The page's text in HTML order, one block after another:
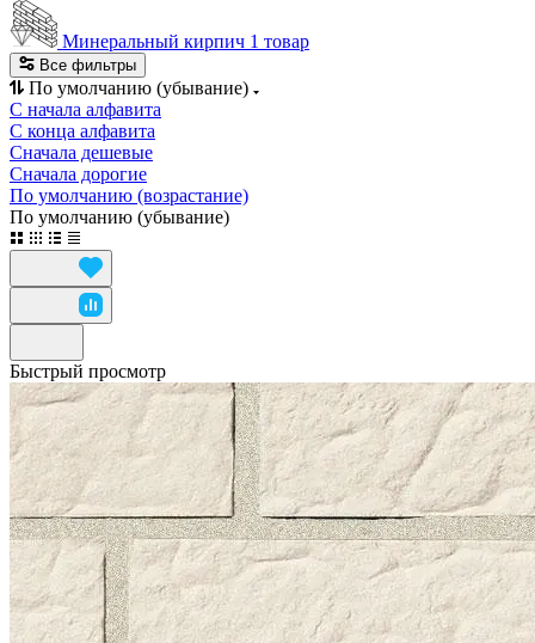
Минеральный кирпич 1 товар
Все фильтры
По умолчанию (убывание)
С начала алфавита
С конца алфавита
Сначала дешевые
Сначала дорогие
По умолчанию (возрастание)
По умолчанию (убывание)
Быстрый просмотр